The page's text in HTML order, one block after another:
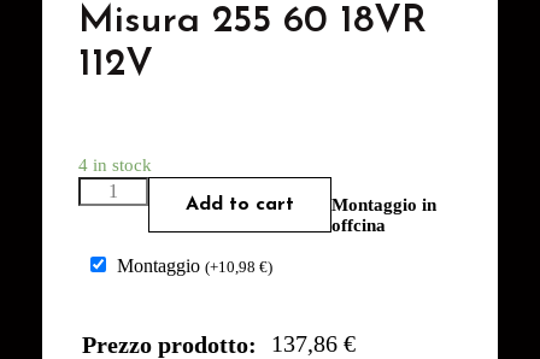
Misura 255 60 18VR
112V
4 in stock
Add to cart
Montaggio in
offcina
Montaggio (+10,98 €)
Prezzo prodotto: 137,86 €